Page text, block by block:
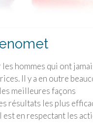
hommes qui ont
Il y a en outre
meilleures façons
résultats les plus
est en respectant les